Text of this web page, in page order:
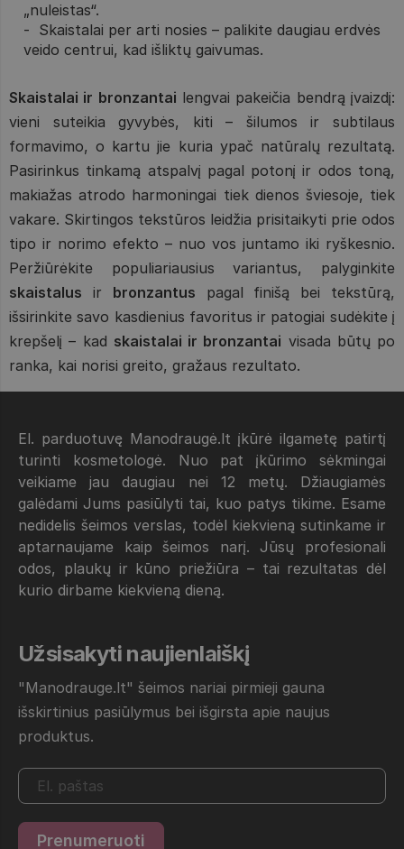
„nuleistas“.
Skaistalai per arti nosies – palikite daugiau erdvės
veido centrui, kad išliktų gaivumas.
Skaistalai ir bronzantai lengvai pakeičia bendrą įvaizdį:
vieni suteikia gyvybės, kiti – šilumos ir subtilaus
formavimo, o kartu jie kuria ypač natūralų rezultatą.
Pasirinkus tinkamą atspalvį pagal potonį ir odos toną,
makiažas atrodo harmoningai tiek dienos šviesoje, tiek
vakare. Skirtingos tekstūros leidžia prisitaikyti prie odos
tipo ir norimo efekto – nuo vos juntamo iki ryškesnio.
Peržiūrėkite populiariausius variantus, palyginkite
skaistalus ir bronzantus pagal finišą bei tekstūrą,
išsirinkite savo kasdienius favoritus ir patogiai sudėkite į
krepšelį – kad skaistalai ir bronzantai visada būtų po
ranka, kai norisi greito, gražaus rezultato.
El. parduotuvę Manodraugė.lt įkūrė ilgametę patirtį
turinti kosmetologė. Nuo pat įkūrimo sėkmingai
veikiame jau daugiau nei 12 metų. Džiaugiamės
galėdami Jums pasiūlyti tai, kuo patys tikime. Esame
nedidelis šeimos verslas, todėl kiekvieną sutinkame ir
aptarnaujame kaip šeimos narį. Jūsų profesionali
odos, plaukų ir kūno priežiūra – tai rezultatas dėl
kurio dirbame kiekvieną dieną.
Užsisakyti naujienlaiškį
"Manodrauge.lt" šeimos nariai pirmieji gauna
išskirtinius pasiūlymus bei išgirsta apie naujus
produktus.